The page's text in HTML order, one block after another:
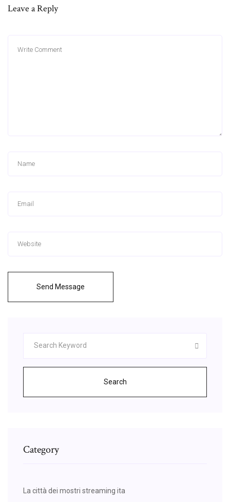
Leave a Reply
Send Message
Search
Category
La città dei mostri streaming ita